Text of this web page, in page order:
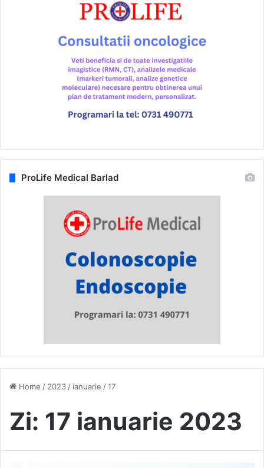
Home / 2023 / ianuarie /17
Zi: 17 ianuarie 2023
ProLife Medical Barlad